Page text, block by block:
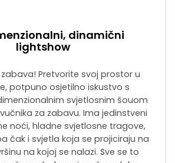
dinamični
lightshow
zabava! Pretvorite svoj prostor u
potpuno osjetilno iskustvo s
svjetlosnim šouom
za zabavu. Ima jedinstveni
noći, hladne svjetlosne tragove,
čak i svjetla koja se projiciraju na
na kojoj se nalazi. Sve se to